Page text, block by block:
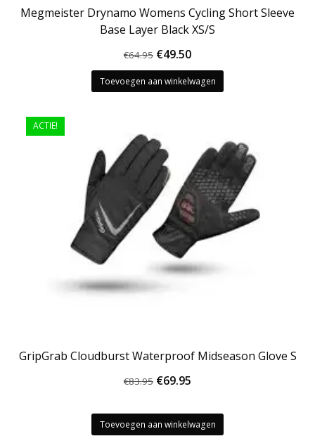
Megmeister Drynamo Womens Cycling Short Sleeve
Base Layer Black XS/S
€64.95 Oorspronkelijke
prijs
was:
€49.50Huidige
prijs
is:
Toevoegen aan winkelwagen
ACTIE!
GripGrab Cloudburst Waterproof Midseason Glove S
€83.95 Oorspronkelijke
was:
€83.95.
€69.95
is:
€69.95.
Toevoegen aan winkelwagen